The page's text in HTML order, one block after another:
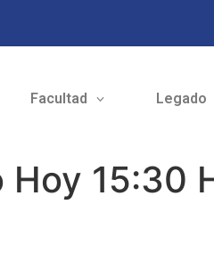
Facultad Legado
15:30